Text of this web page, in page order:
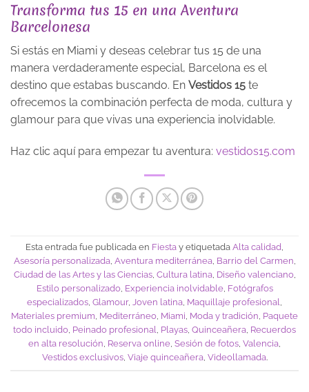
Transforma tus 15 en una Aventura
Barcelonesa
Si estás en Miami y deseas celebrar tus 15 de una
manera verdaderamente especial, Barcelona es el
destino que estabas buscando. En Vestidos 15 te
ofrecemos la combinación perfecta de moda, cultura y
glamour para que vivas una experiencia inolvidable.
Haz clic aquí para empezar tu aventura: vestidos15.com
Esta entrada fue publicada en Fiesta y etiquetada Alta calidad,
Asesoría personalizada, Aventura mediterránea, Barrio del Carmen,
Ciudad de las Artes y las Ciencias, Cultura latina, Diseño valenciano,
Estilo personalizado, Experiencia inolvidable, Fotógrafos
especializados, Glamour, Joven latina, Maquillaje profesional,
Materiales premium, Mediterráneo, Miami, Moda y tradición, Paquete
todo incluido, Peinado profesional, Playas, Quinceañera, Recuerdos
en alta resolución, Reserva online, Sesión de fotos, Valencia,
Vestidos exclusivos, Viaje quinceañera, Videollamada.